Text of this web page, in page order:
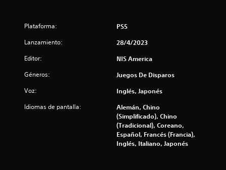
8
Plataforma: PS5
Lanzamiento: 28/4/2023
Editor: NIS America
Géneros: Juegos De Disparos
Voz: Inglés, Japonés
Idiomas de pantalla:
Alemán, Chino
(Simplificado), Chino
(Tradicional), Coreano,
Español, Francés (Francia),
Inglés, Italiano, Japonés